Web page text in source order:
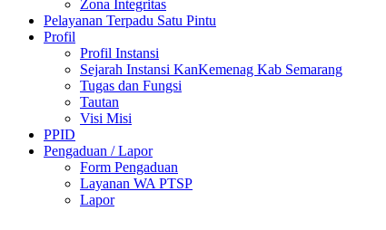
Zona Integritas
Pelayanan Terpadu Satu Pintu
Profil
Profil Instansi
Sejarah Instansi KanKemenag Kab Semarang
Tugas dan Fungsi
Tautan
Visi Misi
PPID
Pengaduan / Lapor
Form Pengaduan
Layanan WA PTSP
Lapor